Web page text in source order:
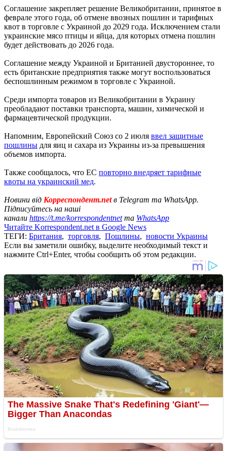
Соглашение закрепляет решение Великобритании, принятое в
феврале этого года, об отмене ввозных пошлин и тарифных
квот в торговле с Украиной до 2029 года. Исключением стали
украинские мясо птицы и яйца, для которых отмена пошлин
будет действовать до 2026 года.
Соглашение между Украиной и Британией двустороннее, то
есть британские предприятия также могут воспользоваться
беспошлинным режимом в торговле с Украиной.
Среди импорта товаров из Великобритании в Украину
преобладают поставки транспорта, машин, химической и
фармацевтической продукции.
Напомним, Европейский Союз со 2 июля ввел защитные
пошлины для яиц и сахара из Украины из-за превышения
объемов импорта.
Также сообщалось, что ЕС повторно внедряет тарифные
квоты на украинский мед.
Новини від Корреспондент.netв Telegram та WhatsApp.
Підписуйтесь на наші
канали https://t.me/korrespondentnetта WhatsApp
Читайте Korrespondent.net в Google News
ТЕГИ: Британия, торговля, Пошлины, новости Украины
Если вы заметили ошибку, выделите необходимый текст и
нажмите Ctrl+Enter, чтобы сообщить об этом редакции.